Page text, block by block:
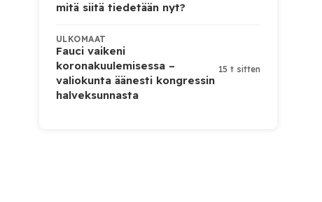
mitä siitä tiedetään nyt?
ULKOMAAT
Fauci vaikeni
koronakuulemisessa –
valiokunta äänesti kongressin
halveksunnasta
15 t sitten